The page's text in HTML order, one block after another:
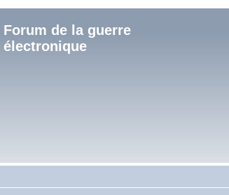
Forum de la guerre
électronique